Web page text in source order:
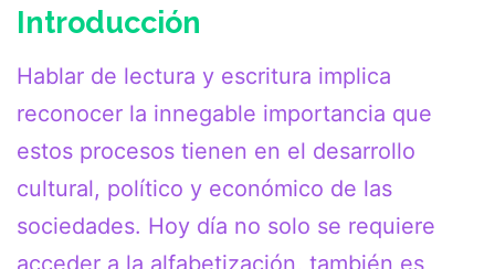
Introducción
Hablar de lectura y escritura implica
reconocer la innegable importancia que
estos procesos tienen en el desarrollo
cultural, político y económico de las
sociedades. Hoy día no solo se requiere
acceder a la alfabetización, también es